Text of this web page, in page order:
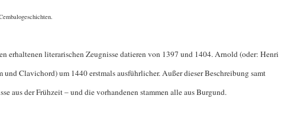
erhaltenen literarischen Zeugnisse datieren von 1397 und 1404. Arnold (oder: Henri
Clavichord) um 1440 erstmals ausführlicher. Außer dieser Beschreibung samt
aus der Frühzeit – und die vorhandenen stammen alle aus Burgund.